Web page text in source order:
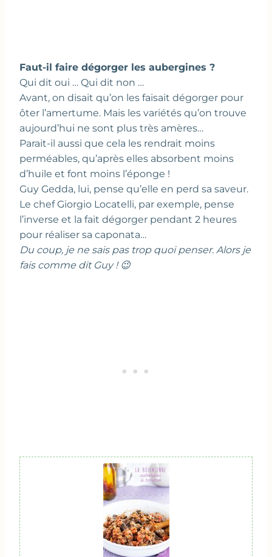
Faut-il faire dégorger les aubergines ?
Qui dit oui … Qui dit non …
Avant, on disait qu’on les faisait dégorger pour
ôter l’amertume. Mais les variétés qu’on trouve
aujourd’hui ne sont plus très amères…
Parait-il aussi que cela les rendrait moins
perméables, qu’après elles absorbent moins
d’huile et font moins l’éponge !
Guy Gedda, lui, pense qu’elle en perd sa saveur.
Le chef Giorgio Locatelli, par exemple, pense
l’inverse et la fait dégorger pendant 2 heures
pour réaliser sa caponata…
Du coup, je ne sais pas trop quoi penser. Alors je
fais comme dit Guy ! 😉